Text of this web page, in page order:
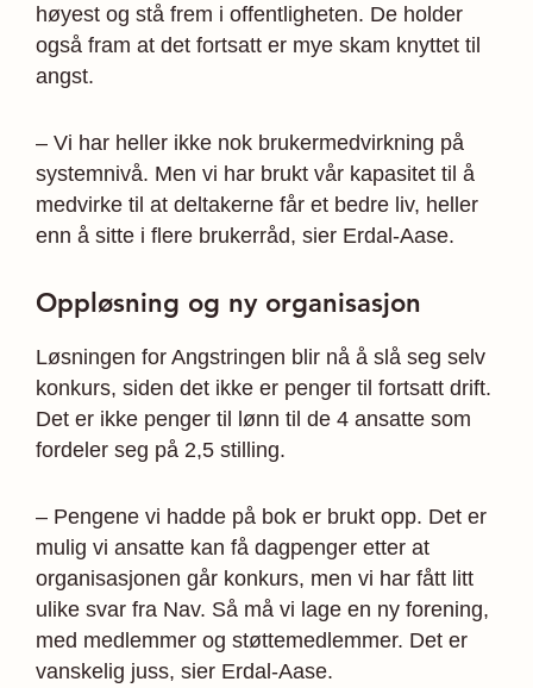
høyest og stå frem i offentligheten. De holder
også fram at det fortsatt er mye skam knyttet til
angst.
– Vi har heller ikke nok brukermedvirkning på
systemnivå. Men vi har brukt vår kapasitet til å
medvirke til at deltakerne får et bedre liv, heller
enn å sitte i flere brukerråd, sier Erdal-Aase.
Oppløsning og ny organisasjon
Løsningen for Angstringen blir nå å slå seg selv
konkurs, siden det ikke er penger til fortsatt drift.
Det er ikke penger til lønn til de 4 ansatte som
fordeler seg på 2,5 stilling.
– Pengene vi hadde på bok er brukt opp. Det er
mulig vi ansatte kan få dagpenger etter at
organisasjonen går konkurs, men vi har fått litt
ulike svar fra Nav. Så må vi lage en ny forening,
med medlemmer og støttemedlemmer. Det er
vanskelig juss, sier Erdal-Aase.